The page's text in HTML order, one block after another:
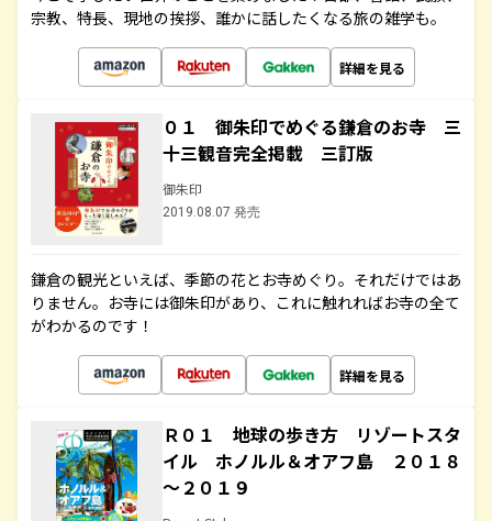
宗教、特長、現地の挨拶、誰かに話したくなる旅の雑学も。
詳細を見る
０１ 御朱印でめぐる鎌倉のお寺 三
十三観音完全掲載 三訂版
御朱印
2019.08.07 発売
鎌倉の観光といえば、季節の花とお寺めぐり。それだけではあ
りません。お寺には御朱印があり、これに触れればお寺の全て
がわかるのです！
詳細を見る
Ｒ０１ 地球の歩き方 リゾートスタ
イル ホノルル＆オアフ島 ２０１８
～２０１９